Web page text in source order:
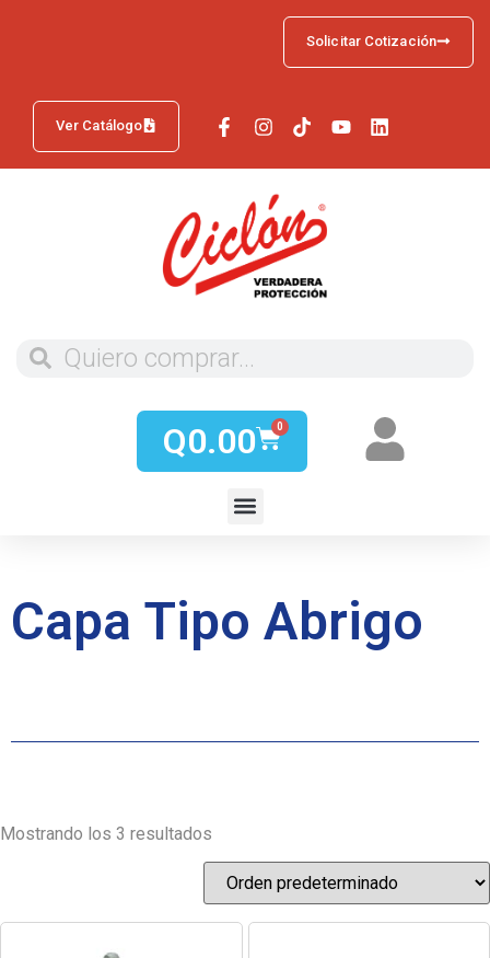
Ver Catálogo
Solicitar Cotización
Q0.00 0
Capa Tipo Abrigo
Mostrando los 3 resultados